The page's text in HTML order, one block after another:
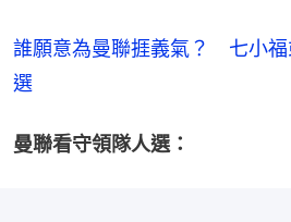
誰願意為曼聯捱義氣？　七小
選
曼聯看守領隊人選：